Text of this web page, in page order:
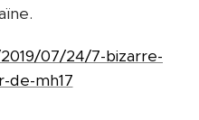
07/24/7-bizarre-
de-mh17